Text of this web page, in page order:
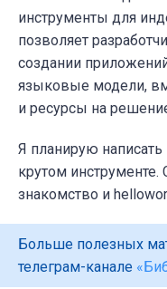
инструменты для
позволяет
создании
языковые модели,
и ресурсы на
Я планирую написать
крутом инструменте.
знакомство и
Больше полезных
телеграм-канале